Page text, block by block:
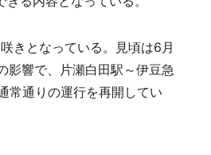
きとなっている。見頃は6月
影響で、片瀬白田駅～伊豆急
常通りの運行を再開してい